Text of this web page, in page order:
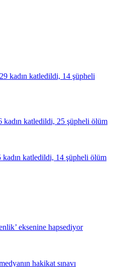
kadın katledildi, 14 şüpheli
kadın katledildi, 25 şüpheli ölüm
kadın katledildi, 14 şüpheli ölüm
eksenine hapsediyor
hakikat sınavı